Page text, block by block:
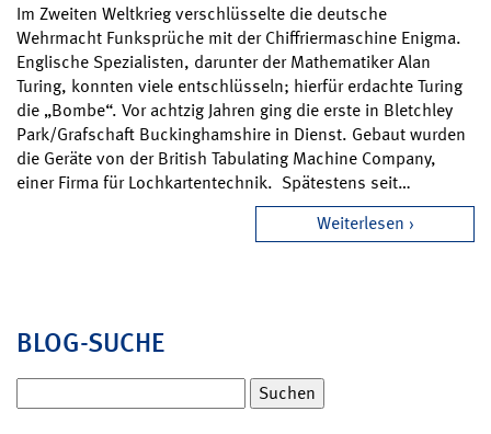
Im Zweiten Weltkrieg verschlüsselte die deutsche
Wehrmacht Funksprüche mit der Chiffriermaschine Enigma.
Englische Spezialisten, darunter der Mathematiker Alan
Turing, konnten viele entschlüsseln; hierfür erdachte Turing
die „Bombe“. Vor achtzig Jahren ging die erste in Bletchley
Park/Grafschaft Buckinghamshire in Dienst. Gebaut wurden
die Geräte von der British Tabulating Machine Company,
einer Firma für Lochkartentechnik. Spätestens seit…
Weiterlesen
BLOG-SUCHE
nach: